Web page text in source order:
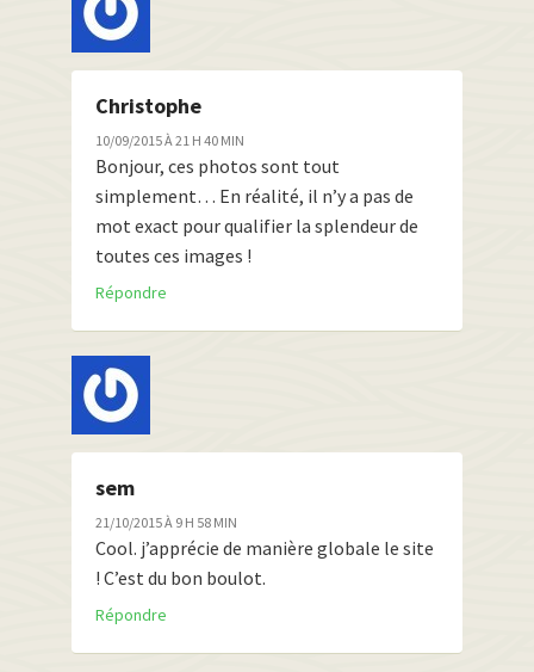
Christophe
10/09/2015 À 21 H 40 MIN
Bonjour, ces photos sont tout
simplement… En réalité, il n’y a pas de
mot exact pour qualifier la splendeur de
toutes ces images !
Répondre
sem
21/10/2015 À 9 H 58 MIN
Cool. j’apprécie de manière globale le site
! C’est du bon boulot.
Répondre